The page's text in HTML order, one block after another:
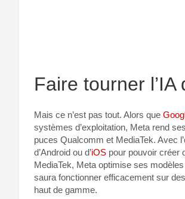
Faire tourner
Mais ce n’est pas tout. Alors que
systèmes d’exploitation, Meta rend
puces Qualcomm et MediaTek. Avec
d’Android ou d’iOS pour pouvoir créer
MediaTek, Meta optimise ses
saura fonctionner efficacement sur
haut de gamme.